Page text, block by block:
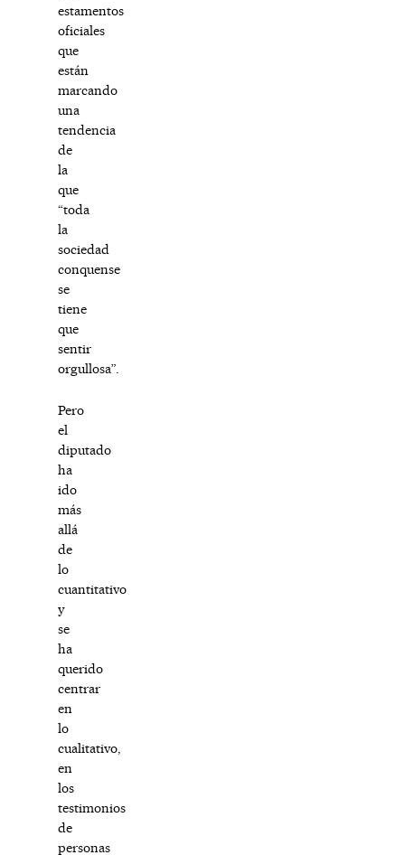
estamentos
oficiales
que
están
marcando
una
tendencia
de
la
que
“toda
la
sociedad
conquense
se
tiene
que
sentir
orgullosa”.
Pero
el
diputado
ha
ido
más
allá
de
lo
cuantitativo
y
se
ha
querido
centrar
en
lo
cualitativo,
en
los
testimonios
de
personas